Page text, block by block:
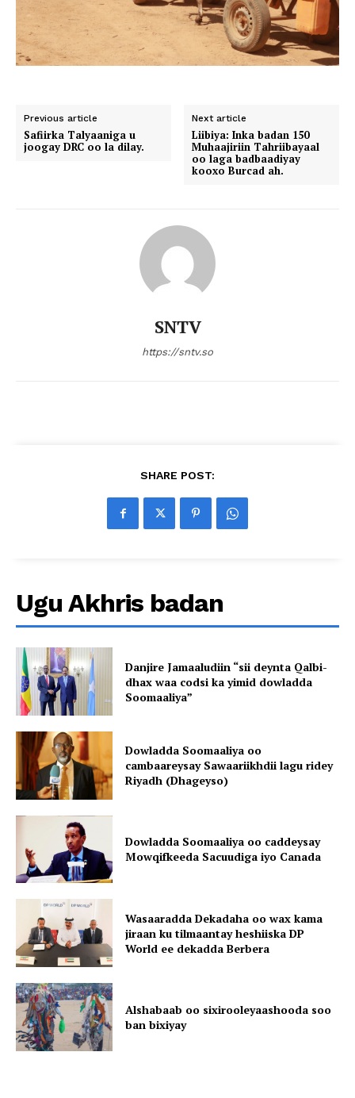
Previous article
Safiirka Talyaaniga u
joogay DRC oo la dilay.
Next article
Liibiya: Inka badan 150
Muhaajiriin Tahriibayaal
oo laga badbaadiyay
kooxo Burcad ah.
SNTV
https://sntv.so
SHARE POST:
Ugu Akhris badan
Danjire Jamaaludiin “sii deynta Qalbi-
dhax waa codsi ka yimid dowladda
Soomaaliya”
Dowladda Soomaaliya oo
cambaareysay Sawaariikhdii lagu ridey
Riyadh (Dhageyso)
Dowladda Soomaaliya oo caddeysay
Mowqifkeeda Sacuudiga iyo Canada
Wasaaradda Dekadaha oo wax kama
jiraan ku tilmaantay heshiiska DP
World ee dekadda Berbera
Alshabaab oo sixirooleyaashooda soo
ban bixiyay